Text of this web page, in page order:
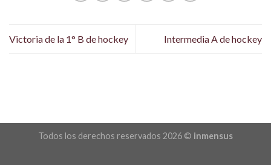
Victoria de la 1° B de hockey Intermedia A de hockey
Todos los derechos reservados 2026 © inmensus